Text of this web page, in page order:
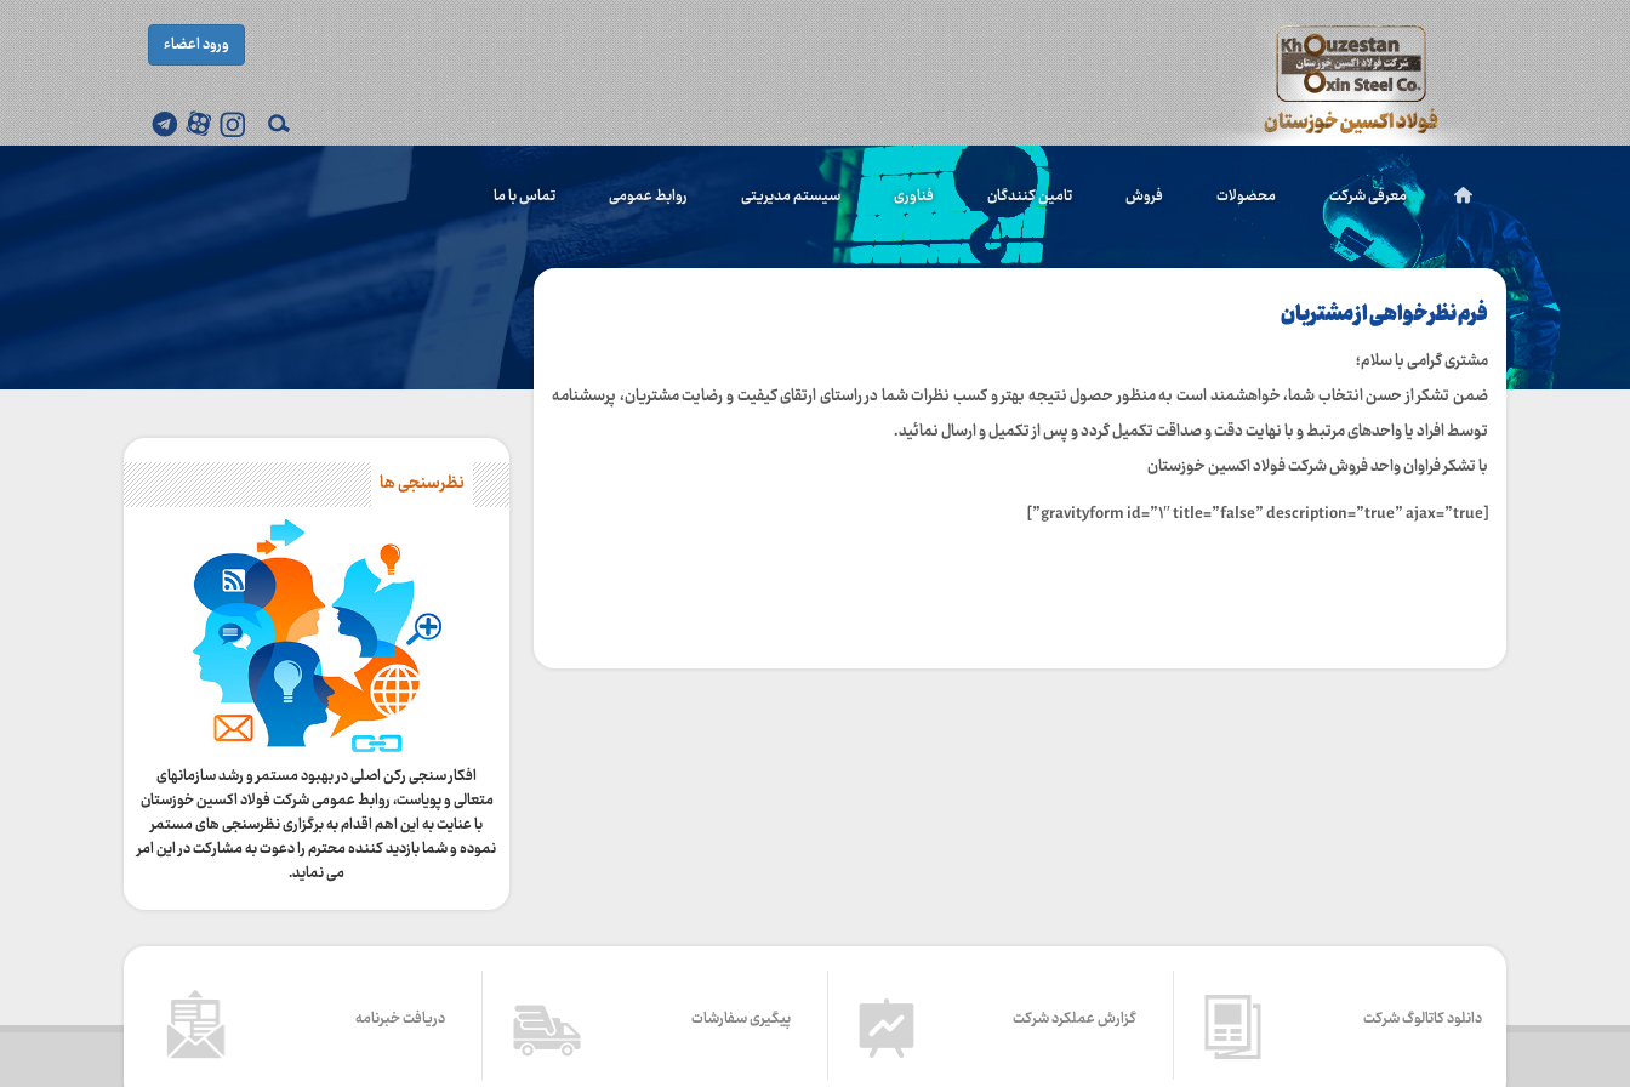
ورود اعضاء
معرفی شرکت محصولات فروش تامین کنندگان فناوری سیستم مدیریتی روابط عمومی تماس با ما
فرم نظرخواهی از مشتریان
مشتری گرامی با سلام؛
ضمن تشکر از حسن انتخاب شما، خواهشمند است به منظور حصول نتیجه بهتر و کسب نظرات شما در راستای ارتقای کیفیت و رضایت مشتریان، پرسشنامه
توسط افراد یا واحدهای مرتبط و با نهایت دقت و صداقت تکمیل گردد و پس از تکمیل و ارسال نمائید.
با تشکر فراوان واحد فروش شرکت فولاد اکسین خوزستان
[gravityform id=”۱″ title=”false” description=”true” ajax=”true”]
نظرسنجی ها
افکار سنجی رکن اصلی در بهبود مستمر و رشد سازمانهای
متعالی و پویاست، روابط عمومی شرکت فولاد اکسین خوزستان
با عنایت به این اهم اقدام به برگزاری نظرسنجی های مستمر
نموده و شما بازدید کننده محترم را دعوت به مشارکت در این امر
می نماید.
دانلود کاتالوگ شرکت گزارش عملکرد شرکت پیگیری سفارشات دریافت خبرنامه